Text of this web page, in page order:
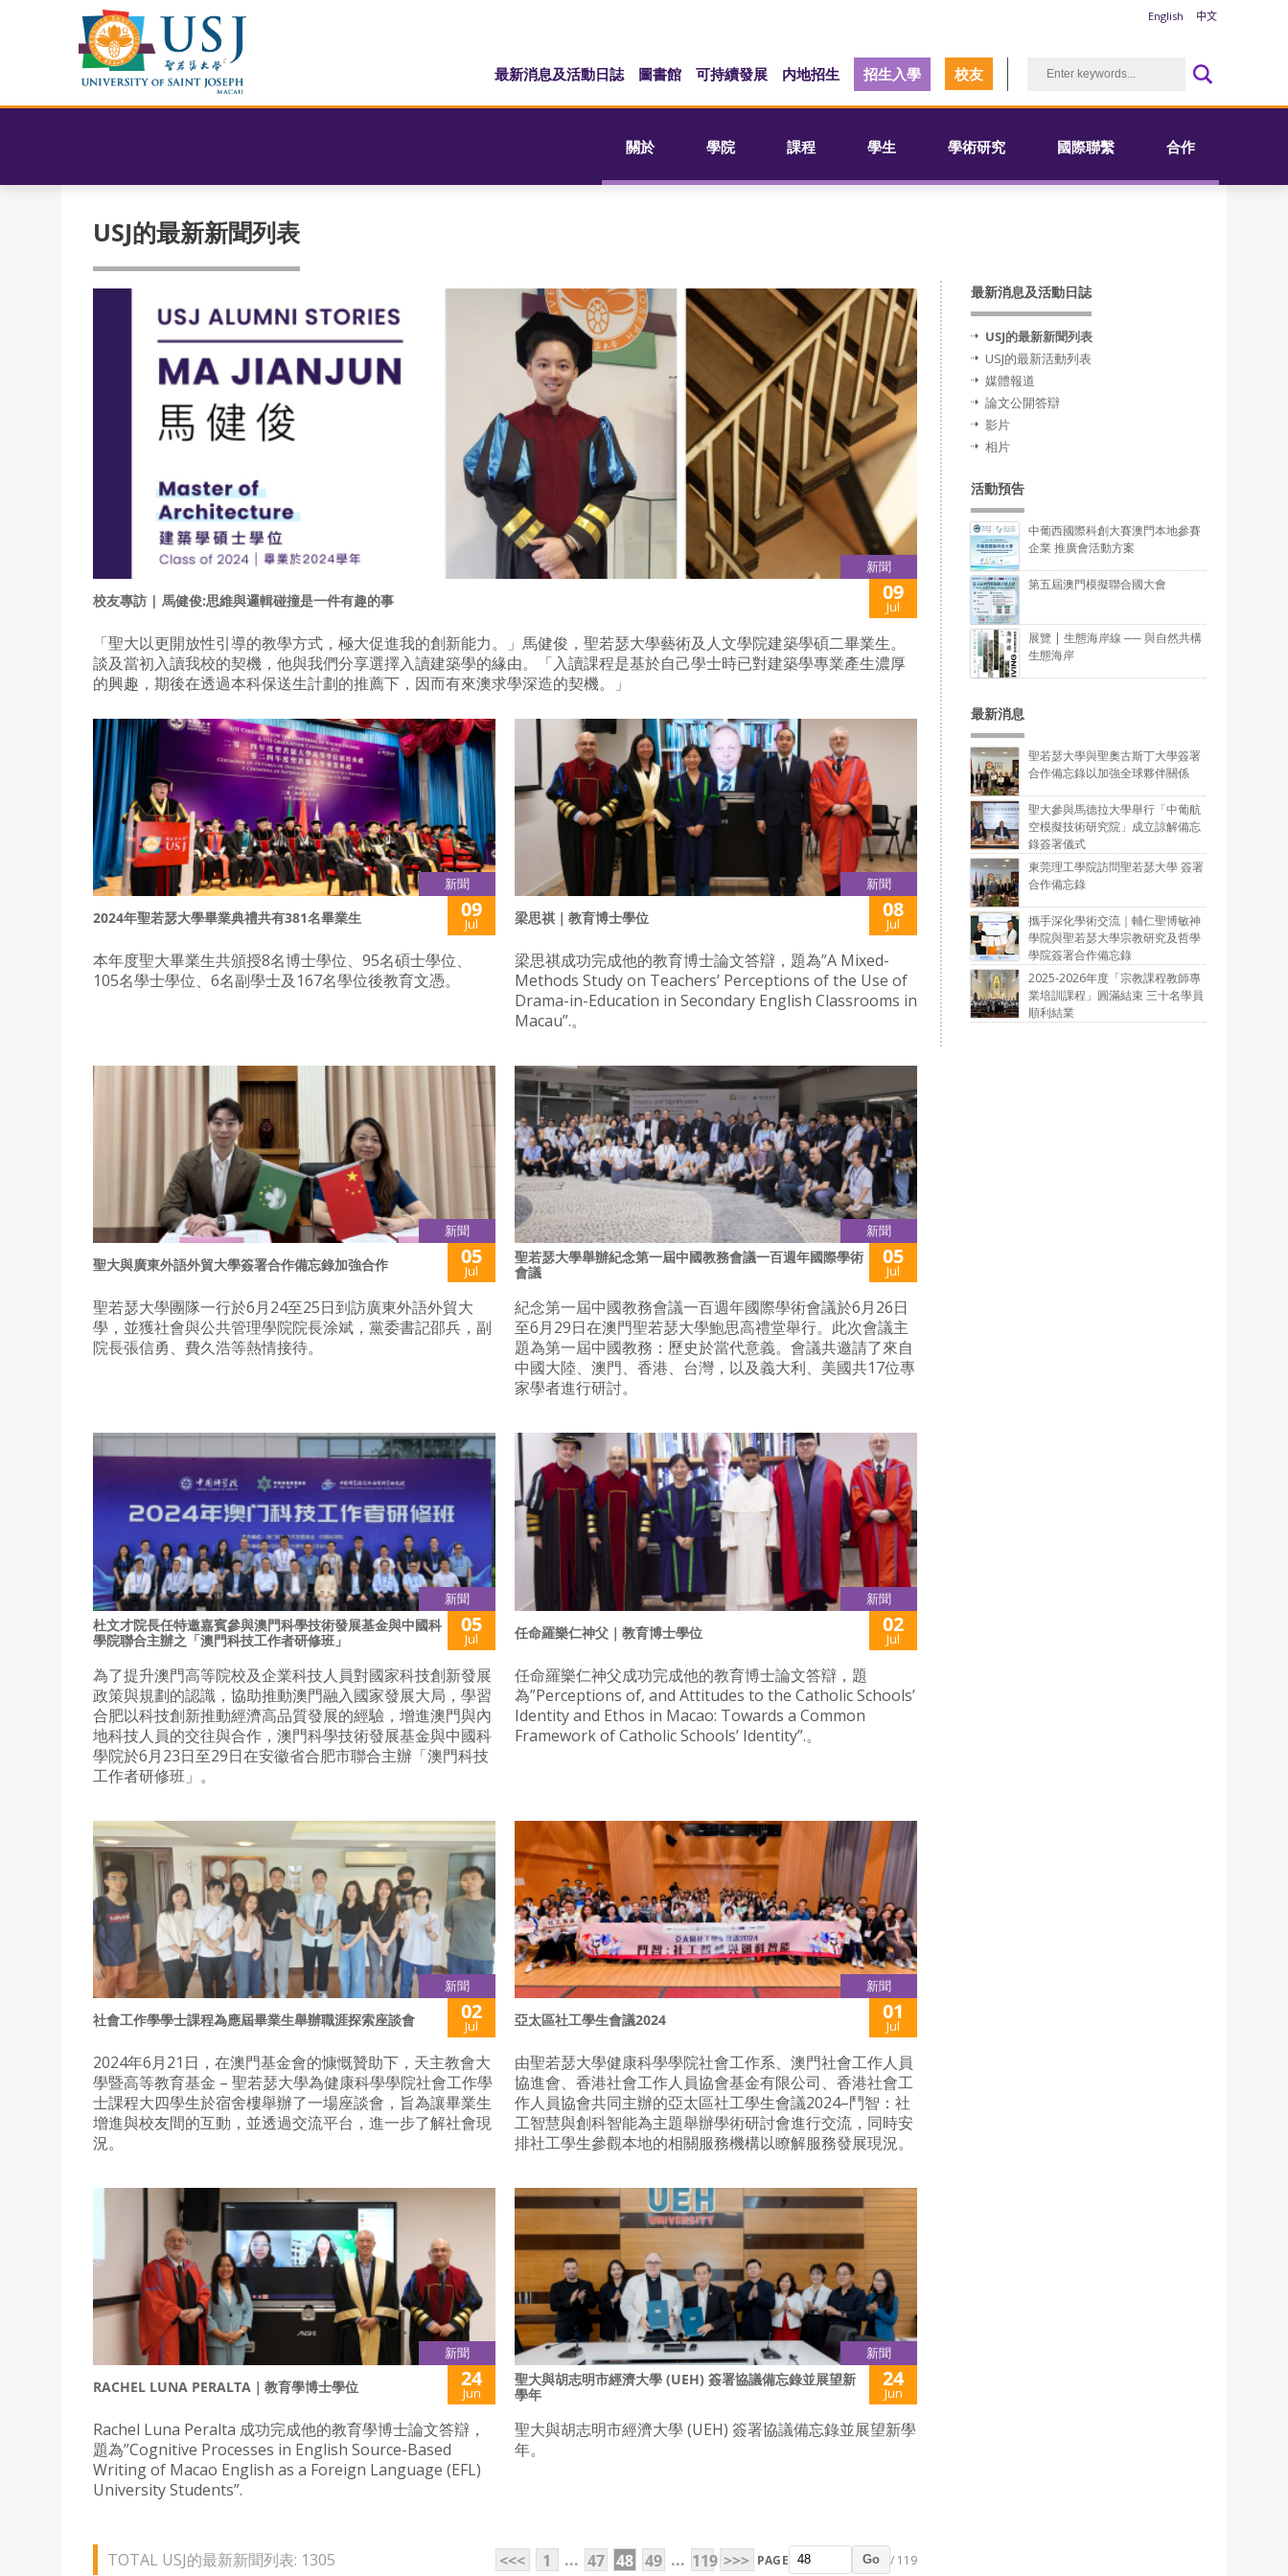
English 中文
最新消息及活動日誌 圖書館 可持續發展 内地招生 招生入學 校友
關於 學院 課程 學生 學術研究 國際聯繫 合作
USJ的最新新聞列表
新聞
校友專訪 | 馬健俊:思維與邏輯碰撞是一件有趣的事 09
Jul
「聖大以更開放性引導的教學方式，極大促進我的創新能力。」馬健俊，聖若瑟大學藝術及人文學院建築學碩二畢業生。
談及當初入讀我校的契機，他與我們分享選擇入讀建築學的緣由。「入讀課程是基於自己學士時已對建築學專業產生濃厚
的興趣，期後在透過本科保送生計劃的推薦下，因而有來澳求學深造的契機。」
新聞
2024年聖若瑟大學畢業典禮共有381名畢業生 09
Jul
本年度聖大畢業生共頒授8名博士學位、95名碩士學位、
105名學士學位、6名副學士及167名學位後教育文憑。
新聞
梁思祺｜教育博士學位 08
Jul
梁思祺成功完成他的教育博士論文答辯，題為”A Mixed-
Methods Study on Teachers’ Perceptions of the Use of
Drama-in-Education in Secondary English Classrooms in
Macau”.。
新聞
聖大與廣東外語外貿大學簽署合作備忘錄加強合作 05
Jul
聖若瑟大學團隊一行於6月24至25日到訪廣東外語外貿大
學，並獲社會與公共管理學院院長涂斌，黨委書記邵兵，副
院長張信勇、費久浩等熱情接待。
新聞
聖若瑟大學舉辦紀念第一屆中國教務會議一百週年國際學術
會議
05
Jul
紀念第一屆中國教務會議一百週年國際學術會議於6月26日
至6月29日在澳門聖若瑟大學鮑思高禮堂舉行。此次會議主
題為第一屆中國教務：歷史於當代意義。會議共邀請了來自
中國大陸、澳門、香港、台灣，以及義大利、美國共17位專
家學者進行研討。
新聞
杜文才院長任特邀嘉賓參與澳門科學技術發展基金與中國科
學院聯合主辦之「澳門科技工作者研修班」
05
Jul
為了提升澳門高等院校及企業科技人員對國家科技創新發展
政策與規劃的認識，協助推動澳門融入國家發展大局，學習
合肥以科技創新推動經濟高品質發展的經驗，增進澳門與內
地科技人員的交往與合作，澳門科學技術發展基金與中國科
學院於6月23日至29日在安徽省合肥市聯合主辦「澳門科技
工作者研修班」。
新聞
任命羅樂仁神父｜教育博士學位 02
Jul
任命羅樂仁神父成功完成他的教育博士論文答辯，題
為”Perceptions of, and Attitudes to the Catholic Schools’
Identity and Ethos in Macao: Towards a Common
Framework of Catholic Schools’ Identity”.。
新聞
社會工作學學士課程為應屆畢業生舉辦職涯探索座談會 02
Jul
2024年6月21日，在澳門基金會的慷慨贊助下，天主教會大
學暨高等教育基金 – 聖若瑟大學為健康科學學院社會工作學
士課程大四學生於宿舍樓舉辦了一場座談會，旨為讓畢業生
增進與校友間的互動，並透過交流平台，進一步了解社會現
況。
新聞
亞太區社工學生會議2024 01
Jul
由聖若瑟大學健康科學學院社會工作系、澳門社會工作人員
協進會、香港社會工作人員協會基金有限公司、香港社會工
作人員協會共同主辦的亞太區社工學生會議2024–鬥智：社
工智慧與創科智能為主題舉辦學術研討會進行交流，同時安
排社工學生參觀本地的相關服務機構以瞭解服務發展現況。
新聞
RACHEL LUNA PERALTA｜教育學博士學位 24
Jun
Rachel Luna Peralta 成功完成他的教育學博士論文答辯，
題為”Cognitive Processes in English Source-Based
Writing of Macao English as a Foreign Language (EFL)
University Students”.
新聞
聖大與胡志明市經濟大學 (UEH) 簽署協議備忘錄並展望新
學年
24
Jun
聖大與胡志明市經濟大學 (UEH) 簽署協議備忘錄並展望新學
年。
TOTAL USJ的最新新聞列表: 1305 <<< 1 ... 47 48 49 ... 119 >>> PAGE Go / 119
最新消息及活動日誌
USJ的最新新聞列表
USJ的最新活動列表
媒體報道
論文公開答辯
影片
相片
活動預告
中葡西國際科創大賽澳門本地參賽
企業 推廣會活動方案
第五屆澳門模擬聯合國大會
展覽 | 生態海岸線 ── 與自然共構
生態海岸
最新消息
聖若瑟大學與聖奧古斯丁大學簽署
合作備忘錄以加強全球夥伴關係
聖大參與馬德拉大學舉行「中葡航
空模擬技術研究院」成立諒解備忘
錄簽署儀式
東莞理工學院訪問聖若瑟大學 簽署
合作備忘錄
攜手深化學術交流｜輔仁聖博敏神
學院與聖若瑟大學宗教研究及哲學
學院簽署合作備忘錄
2025-2026年度「宗教課程教師專
業培訓課程」圓滿結束 三十名學員
順利結業